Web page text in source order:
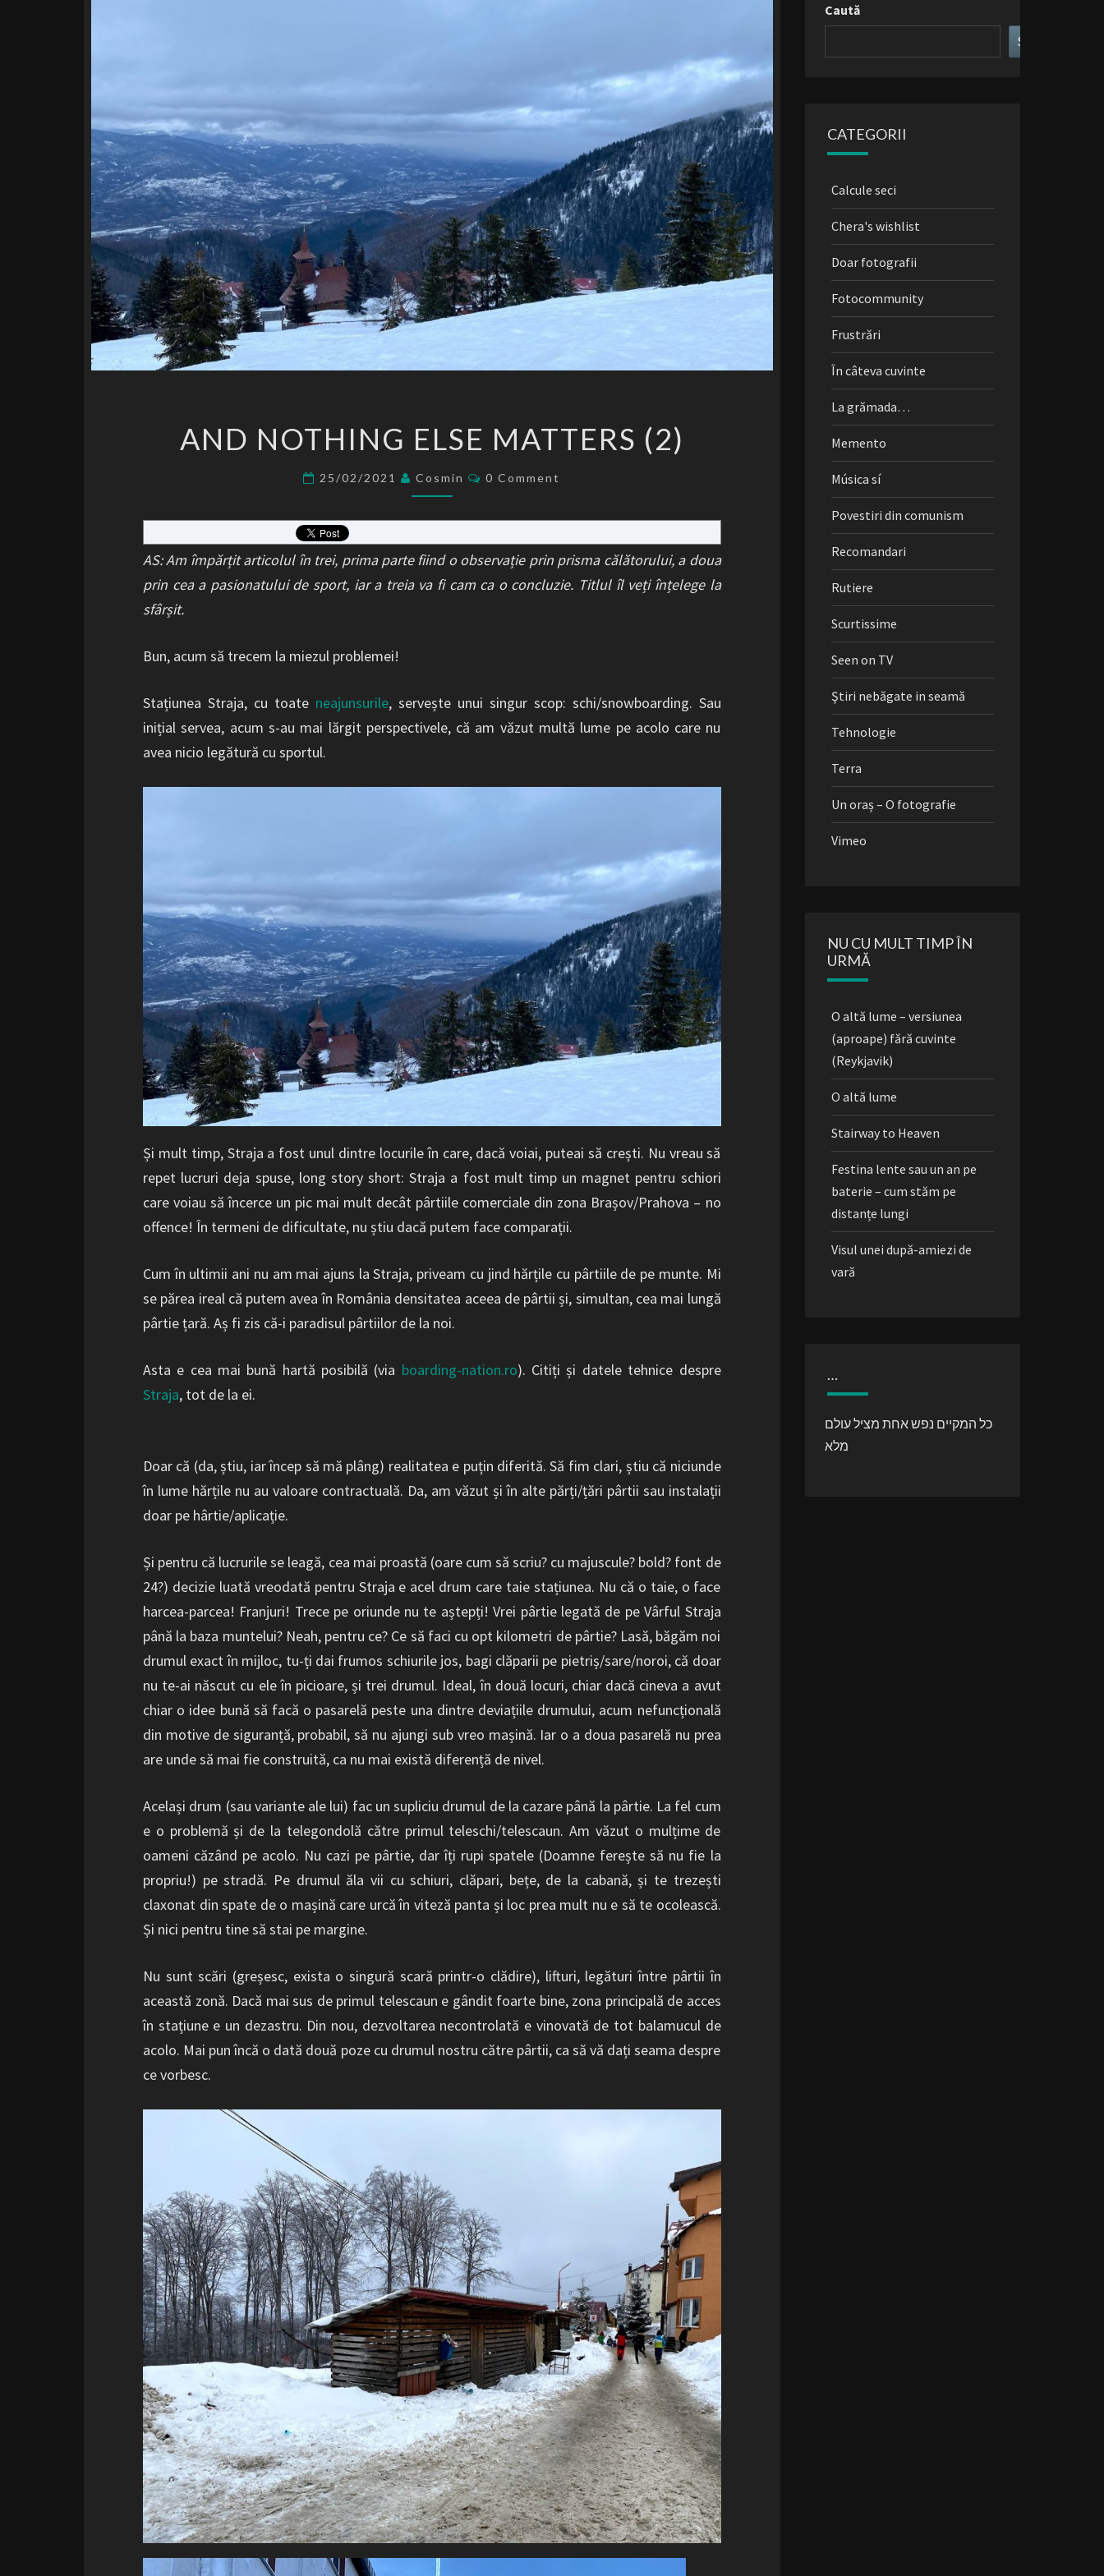
NOTHING
AND NOTHING ELSE MATTERS (2)
25/02/2021 Cosmin Comments
0 Comment
AS: Am împărțit articolul în trei, prima parte fiind o observație prin prisma călătorului, a doua
prin cea a pasionatului de sport, iar a treia va fi cam ca o concluzie. Titlul îl veți înțelege la
sfârșit.
Bun, acum să trecem la miezul problemei!
Stațiunea Straja, cu toate neajunsurile, servește unui singur scop: schi/snowboarding. Sau
inițial servea, acum s-au mai lărgit perspectivele, că am văzut multă lume pe acolo care nu
avea nicio legătură cu sportul.
Și mult timp, Straja a fost unul dintre locurile în care, dacă voiai, puteai să crești. Nu vreau să
repet lucruri deja spuse, long story short: Straja a fost mult timp un magnet pentru schiori
care voiau să încerce un pic mai mult decât pârtiile comerciale din zona Brașov/Prahova – no
offence! În termeni de dificultate, nu știu dacă putem face comparații.
Cum în ultimii ani nu am mai ajuns la Straja, priveam cu jind hărțile cu pârtiile de pe munte. Mi
se părea ireal că putem avea în România densitatea aceea de pârtii și, simultan, cea mai lungă
pârtie țară. Aș fi zis că-i paradisul pârtiilor de la noi.
Asta e cea mai bună hartă posibilă (via boarding-nation.ro). Citiți și datele tehnice despre
Straja, tot de la ei.
Doar că (da, știu, iar încep să mă plâng) realitatea e puțin diferită. Să fim clari, știu că niciunde
în lume hărțile nu au valoare contractuală. Da, am văzut și în alte părți/țări pârtii sau instalații
doar pe hârtie/aplicație.
Și pentru că lucrurile se leagă, cea mai proastă (oare cum să scriu? cu majuscule? bold? font de
24?) decizie luată vreodată pentru Straja e acel drum care taie stațiunea. Nu că o taie, o face
harcea-parcea! Franjuri! Trece pe oriunde nu te aștepți! Vrei pârtie legată de pe Vârful Straja
până la baza muntelui? Neah, pentru ce? Ce să faci cu opt kilometri de pârtie? Lasă, băgăm noi
drumul exact în mijloc, tu-ți dai frumos schiurile jos, bagi clăparii pe pietriș/sare/noroi, că doar
nu te-ai născut cu ele în picioare, și trei drumul. Ideal, în două locuri, chiar dacă cineva a avut
chiar o idee bună să facă o pasarelă peste una dintre deviațiile drumului, acum nefuncțională
din motive de siguranță, probabil, să nu ajungi sub vreo mașină. Iar o a doua pasarelă nu prea
are unde să mai fie construită, ca nu mai există diferență de nivel.
Același drum (sau variante ale lui) fac un supliciu drumul de la cazare până la pârtie. La fel cum
e o problemă și de la telegondolă către primul teleschi/telescaun. Am văzut o mulțime de
oameni căzând pe acolo. Nu cazi pe pârtie, dar îți rupi spatele (Doamne ferește să nu fie la
propriu!) pe stradă. Pe drumul ăla vii cu schiuri, clăpari, bețe, de la cabană, și te trezești
claxonat din spate de o mașină care urcă în viteză panta și loc prea mult nu e să te ocolească.
Și nici pentru tine să stai pe margine.
Nu sunt scări (greșesc, exista o singură scară printr-o clădire), lifturi, legături între pârtii în
această zonă. Dacă mai sus de primul telescaun e gândit foarte bine, zona principală de acces
în stațiune e un dezastru. Din nou, dezvoltarea necontrolată e vinovată de tot balamucul de
acolo. Mai pun încă o dată două poze cu drumul nostru către pârtii, ca să vă dați seama despre
ce vorbesc.
Caută
Search
CATEGORII
Calcule seci
Chera's wishlist
Doar fotografii
Fotocommunity
Frustrări
În câteva cuvinte
La grămada…
Memento
Música sí
Povestiri din comunism
Recomandari
Rutiere
Scurtissime
Seen on TV
Ştiri nebăgate in seamă
Tehnologie
Terra
Un oraș – O fotografie
Vimeo
NU CU MULT TIMP ÎN
URMĂ
O altă lume – versiunea
(aproape) fără cuvinte
(Reykjavik)
O altă lume
Stairway to Heaven
Festina lente sau un an pe
baterie – cum stăm pe
distanțe lungi
Visul unei după-amiezi de
vară
…
כל המקיים נפש אחת מציל עולם
מלא